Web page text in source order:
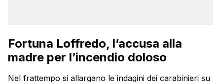
Fortuna Loffredo, l’accusa alla
madre per l’incendio doloso
Nel frattempo si allargano le indagini dei carabinieri su